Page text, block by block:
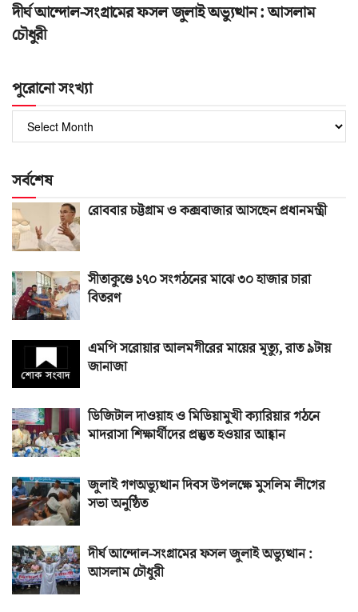
দীর্ঘ আন্দোল-সংগ্রামের ফসল জুলাই অভ্যুত্থান : আসলাম
চৌধুরী
পুরোনো সংখ্যা
সংখ্যা
সর্বশেষ
রোববার চট্টগ্রাম ও কক্সবাজার আসছেন প্রধানমন্ত্রী
সীতাকুণ্ডে ১৭০ সংগঠনের মাঝে ৩০ হাজার চারা
বিতরণ
এমপি সরোয়ার আলমগীরের মায়ের মৃত্যু, রাত ৯টায়
জানাজা
ডিজিটাল দাওয়াহ ও মিডিয়ামুখী ক্যারিয়ার গঠনে
মাদরাসা শিক্ষার্থীদের প্রস্তুত হওয়ার আহ্বান
জুলাই গণঅভ্যুত্থান দিবস উপলক্ষে মুসলিম লীগের
সভা অনুষ্ঠিত
দীর্ঘ আন্দোল-সংগ্রামের ফসল জুলাই অভ্যুত্থান :
আসলাম চৌধুরী